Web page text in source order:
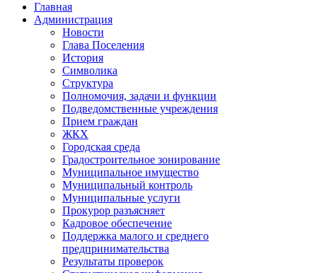
Главная
Администрация
Новости
Глава Поселения
История
Символика
Структура
Полномочия, задачи и функции
Подведомственные учреждения
Прием граждан
ЖКХ
Городская среда
Градостроительное зонирование
Муниципальное имущество
Муниципальный контроль
Муниципальные услуги
Прокурор разъясняет
Кадровое обеспечение
Поддержка малого и среднего
предпринимательства
Результаты проверок